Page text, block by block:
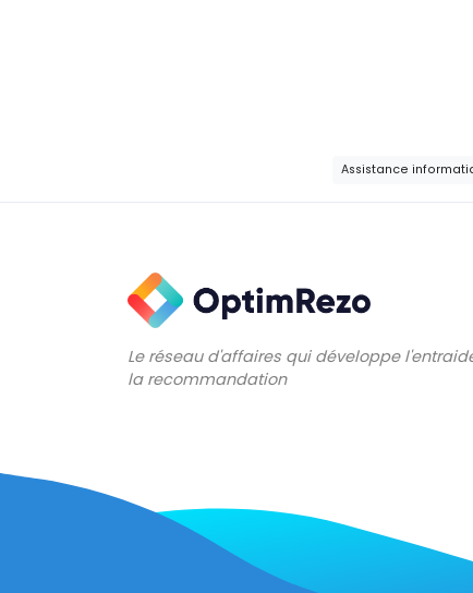
Assistance
Le réseau d'affaires qui développe
la recommandation